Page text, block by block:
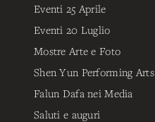
Eventi 25 Aprile
Eventi 20 Luglio
Mostre Arte e Foto
Shen Yun Performing Arts
Falun Dafa nei Media
Saluti e auguri